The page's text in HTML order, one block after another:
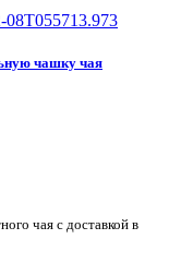
чашку чая
чая с доставкой в